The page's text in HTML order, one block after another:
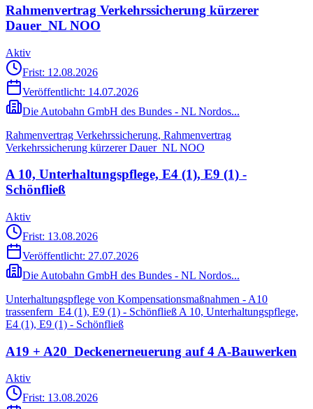
Rahmenvertrag Verkehrssicherung kürzerer
Dauer_NL NOO
Aktiv
Frist: 12.08.2026
Veröffentlicht: 14.07.2026
Die Autobahn GmbH des Bundes - NL Nordos...
Rahmenvertrag Verkehrssicherung, Rahmenvertrag
Verkehrssicherung kürzerer Dauer_NL NOO
A 10, Unterhaltungspflege, E4 (1), E9 (1) -
Schönfließ
Aktiv
Frist: 13.08.2026
Veröffentlicht: 27.07.2026
Die Autobahn GmbH des Bundes - NL Nordos...
Unterhaltungspflege von Kompensationsmaßnahmen - A10
trassenfern_E4 (1), E9 (1) - Schönfließ A 10, Unterhaltungspflege,
E4 (1), E9 (1) - Schönfließ
A19 + A20_Deckenerneuerung auf 4 A-Bauwerken
Aktiv
Frist: 13.08.2026